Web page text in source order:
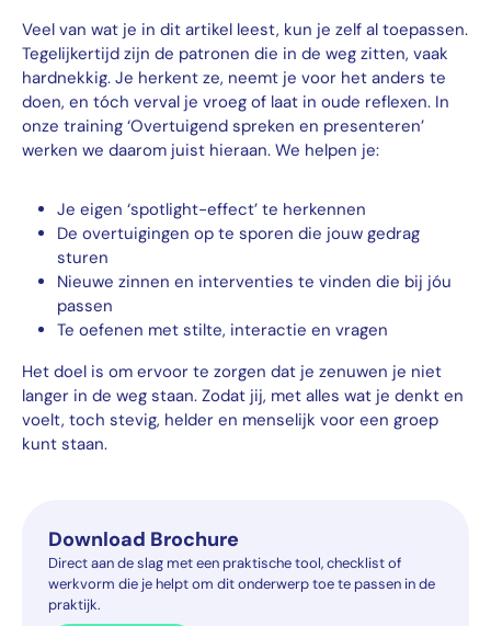
Veel van wat je in dit artikel leest, kun je zelf al toepassen.
Tegelijkertijd zijn de patronen die in de weg zitten, vaak
hardnekkig. Je herkent ze, neemt je voor het anders te
doen, en tóch verval je vroeg of laat in oude reflexen. In
onze training ‘Overtuigend spreken en presenteren’
werken we daarom juist hieraan. We helpen je:
Je eigen ‘spotlight-effect’ te herkennen
De overtuigingen op te sporen die jouw gedrag
sturen
Nieuwe zinnen en interventies te vinden die bij jóu
passen
Te oefenen met stilte, interactie en vragen
Het doel is om ervoor te zorgen dat je zenuwen je niet
langer in de weg staan. Zodat jij, met alles wat je denkt en
voelt, toch stevig, helder en menselijk voor een groep
kunt staan.
Download Brochure
Direct aan de slag met een praktische tool, checklist of
werkvorm die je helpt om dit onderwerp toe te passen in de
praktijk.